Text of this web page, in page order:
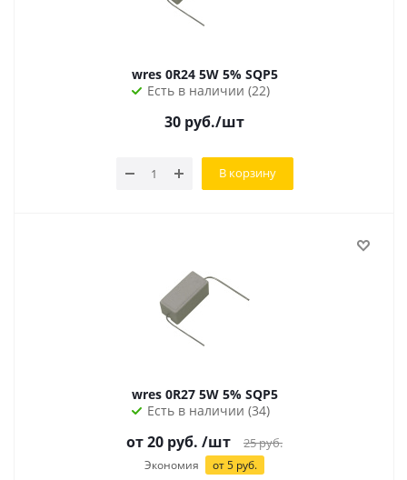
wres 0R24 5W 5% SQP5
Есть в наличии (22)
30 руб./шт
В корзину
wres 0R27 5W 5% SQP5
Есть в наличии (34)
от20 руб. /шт 25руб.
Экономия от5 руб.